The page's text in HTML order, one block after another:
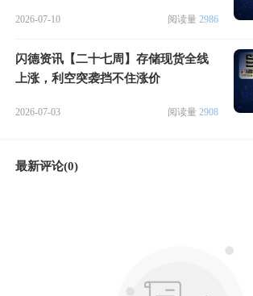
2026-07-10 阅读量 2986
闪德资讯【二十七周】存储现货全线
上涨，利空突袭挡不住涨价
2026-07-03 阅读量 2908
最新评论(0)